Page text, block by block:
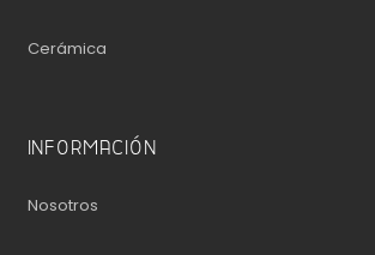
Cerámica
INFORMACIÓN
Nosotros